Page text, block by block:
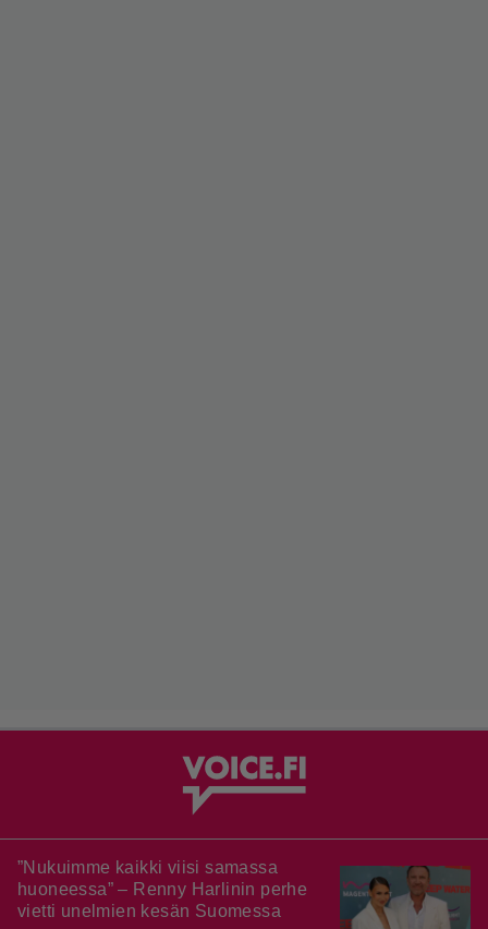
”Nukuimme kaikki viisi samassa
huoneessa” – Renny Harlinin perhe
vietti unelmien kesän Suomessa